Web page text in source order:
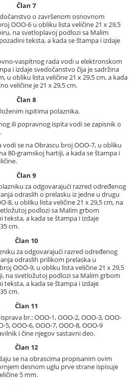
Član 7
o završenom osnovnom
OOO-6 u obliku lista veličine 21 x 29,5
na svetloplavoj podlozi sa Malim
teksta, a kada se štampa i izdaje
vaspitnog rada vodi u elektronskom
i izdaje svedočanstvo čija je sadržina
u obliku lista veličine 21 x 29,5 cm, a kada
veličine je 21 x 29,5 cm.
Član 8
ispitima polaznika.
ili popravnog ispita vodi se zapisnik o
se na Obrascu broj OOO-7, u obliku
80-gramskoj hartiji, a kada se štampa i
Član 9
za odgovarajući razred određenog
odraslih o prelasku iz jedne u drugu
8, u obliku lista veličine 21 x 29,5 cm, na
podlozi sa Malim grbom
teksta, a kada se štampa i izdaje
cm.
Član 10
za odgovarajući razred određenog
odraslih prilikom prelaska u
OOO-9, u obliku lista veličine 21 x 29,5
na svetložutoj podlozi sa Malim grbom
teksta, a kada se štampa i izdaje
cm.
Član 11
br.: OOO-1, OOO-2, OOO-3, OOO-
5, OOO-6, OOO-7, OOO-8, OOO-9
i čine njegov sastavni deo.
Član 12
se na obrascima propisanim ovim
desnom uglu prve strane ispisuje
5 mm.